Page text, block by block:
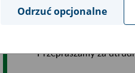
Przerwa w działaniu
Przepraszamy za
Odrzuć opcjonalne